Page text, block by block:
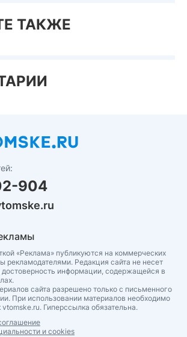
ТАКЖЕ
904
«Реклама» публикуются на коммерческих
рекламодателями. Редакция сайта не несет
достоверность информации, содержащейся в
сайта разрешено только с письменного
При использовании материалов необходимо
vtomske.ru. Гиперссылка обязательна.
и cookies